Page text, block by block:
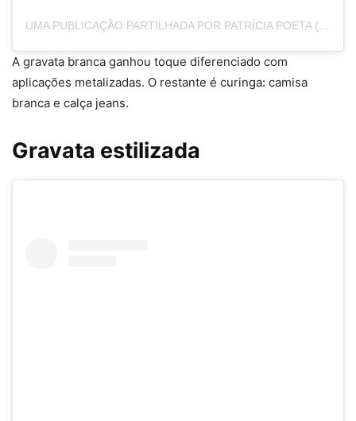
UMA PUBLICAÇÃO PARTILHADA POR PATRÍCIA POETA (@PATRICIAPOETA)
A gravata branca ganhou toque diferenciado com
aplicações metalizadas. O restante é curinga: camisa
branca e calça jeans.
Gravata estilizada